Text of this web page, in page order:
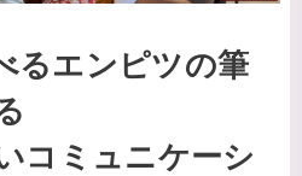
るエンピツの筆
コミュニケーシ